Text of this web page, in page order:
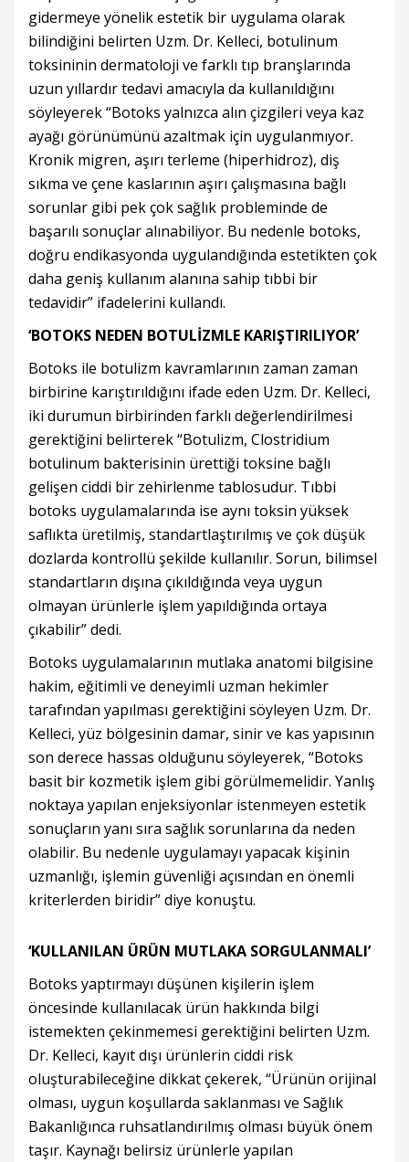
gidermeye yönelik estetik bir uygulama olarak
bilindiğini belirten Uzm. Dr. Kelleci, botulinum
toksininin dermatoloji ve farklı tıp branşlarında
uzun yıllardır tedavi amacıyla da kullanıldığını
söyleyerek “Botoks yalnızca alın çizgileri veya kaz
ayağı görünümünü azaltmak için uygulanmıyor.
Kronik migren, aşırı terleme (hiperhidroz), diş
sıkma ve çene kaslarının aşırı çalışmasına bağlı
sorunlar gibi pek çok sağlık probleminde de
başarılı sonuçlar alınabiliyor. Bu nedenle botoks,
doğru endikasyonda uygulandığında estetikten çok
daha geniş kullanım alanına sahip tıbbi bir
tedavidir” ifadelerini kullandı.
‘BOTOKS NEDEN BOTULİZMLE KARIŞTIRILIYOR’
Botoks ile botulizm kavramlarının zaman zaman
birbirine karıştırıldığını ifade eden Uzm. Dr. Kelleci,
iki durumun birbirinden farklı değerlendirilmesi
gerektiğini belirterek “Botulizm, Clostridium
botulinum bakterisinin ürettiği toksine bağlı
gelişen ciddi bir zehirlenme tablosudur. Tıbbi
botoks uygulamalarında ise aynı toksin yüksek
saflıkta üretilmiş, standartlaştırılmış ve çok düşük
dozlarda kontrollü şekilde kullanılır. Sorun, bilimsel
standartların dışına çıkıldığında veya uygun
olmayan ürünlerle işlem yapıldığında ortaya
çıkabilir” dedi.
Botoks uygulamalarının mutlaka anatomi bilgisine
hakim, eğitimli ve deneyimli uzman hekimler
tarafından yapılması gerektiğini söyleyen Uzm. Dr.
Kelleci, yüz bölgesinin damar, sinir ve kas yapısının
son derece hassas olduğunu söyleyerek, “Botoks
basit bir kozmetik işlem gibi görülmemelidir. Yanlış
noktaya yapılan enjeksiyonlar istenmeyen estetik
sonuçların yanı sıra sağlık sorunlarına da neden
olabilir. Bu nedenle uygulamayı yapacak kişinin
uzmanlığı, işlemin güvenliği açısından en önemli
kriterlerden biridir” diye konuştu.
‘KULLANILAN ÜRÜN MUTLAKA SORGULANMALI’
Botoks yaptırmayı düşünen kişilerin işlem
öncesinde kullanılacak ürün hakkında bilgi
istemekten çekinmemesi gerektiğini belirten Uzm.
Dr. Kelleci, kayıt dışı ürünlerin ciddi risk
oluşturabileceğine dikkat çekerek, “Ürünün orijinal
olması, uygun koşullarda saklanması ve Sağlık
Bakanlığınca ruhsatlandırılmış olması büyük önem
taşır. Kaynağı belirsiz ürünlerle yapılan